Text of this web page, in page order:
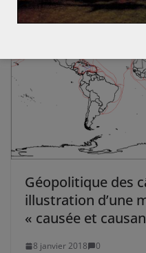
Géopolitique des
illustration d’une
« causée et
8 janvier 2018 0